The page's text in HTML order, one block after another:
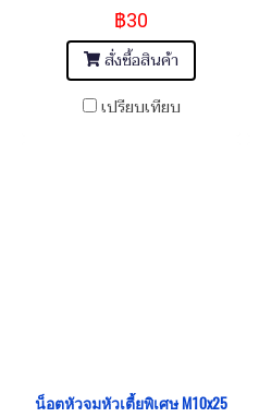
฿30
สั่งซื้อสินค้า
เปรียบเทียบ
น็อตหัวจมหัวเตี้ยพิเศษ M10x25